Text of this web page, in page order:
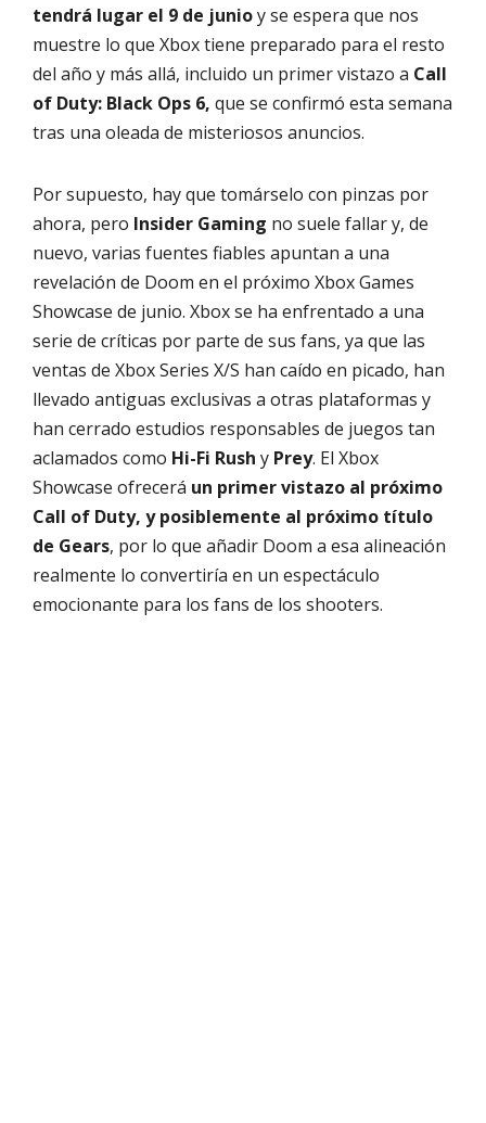
tendrá lugar el 9 de junioy se espera que nos
muestre lo que Xbox tiene preparado para el resto
del año y más allá, incluido un primer vistazo a Call
of Duty: Black Ops 6, que se confirmó esta semana
tras una oleada de misteriosos anuncios.
Por supuesto, hay que tomárselo con pinzas por
ahora, pero Insider Gaming no suele fallar y, de
nuevo, varias fuentes fiables apuntan a una
revelación de Doom en el próximo Xbox Games
Showcase de junio. Xbox se ha enfrentado a una
serie de críticas por parte de sus fans, ya que las
ventas de Xbox Series X/S han caído en picado, han
llevado antiguas exclusivas a otras plataformas y
han cerrado estudios responsables de juegos tan
aclamados como Hi-Fi Rush y Prey. El Xbox
Showcase ofrecerá un primer vistazo al próximo
Call of Duty, y posiblemente al próximo título
de Gears, por lo que añadir Doom a esa alineación
realmente lo convertiría en un espectáculo
emocionante para los fans de los shooters.